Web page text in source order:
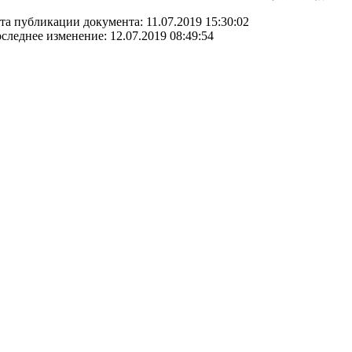
публикации документа: 11.07.2019 15:30:02
изменение: 12.07.2019 08:49:54